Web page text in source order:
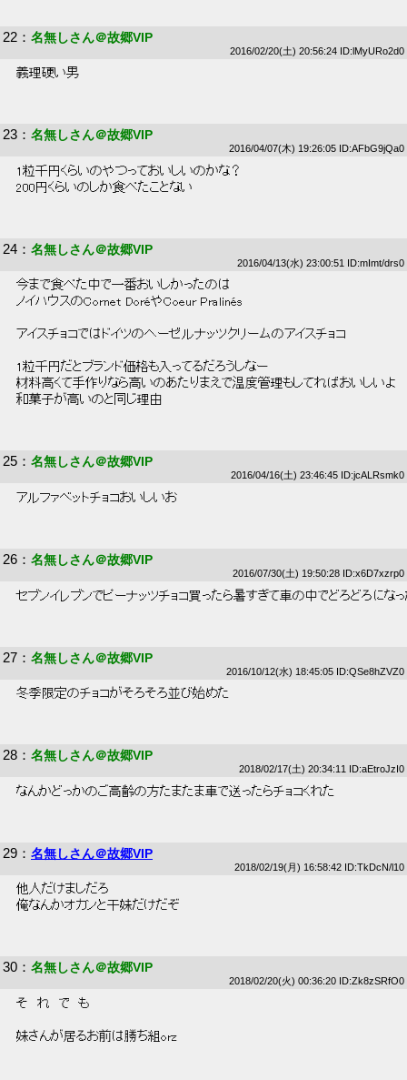
22 ： 名無しさん＠故郷VIP
2016/02/20(土) 20:56:24 ID:lMyURo2d0
義理硬い男
23 ： 名無しさん＠故郷VIP
2016/04/07(木) 19:26:05 ID:AFbG9jQa0
1粒千円くらいのやつっておいしいのかな？
200円くらいのしか食べたことない
24 ： 名無しさん＠故郷VIP
2016/04/13(水) 23:00:51 ID:mImt/drs0
今まで食べた中で一番おいしかったのは
ノイハウスのCornet DoréやCoeur Pralinés
アイスチョコではドイツのへーゼルナッツクリームのアイスチョコ
1粒千円だとブランド価格も入ってるだろうしなー
材料高くて手作りなら高いのあたりまえで温度管理もしてればおいしいよ
和菓子が高いのと同じ理由
25 ： 名無しさん＠故郷VIP
2016/04/16(土) 23:46:45 ID:jcALRsmk0
アルファベットチョコおいしいお
26 ： 名無しさん＠故郷VIP
2016/07/30(土) 19:50:28 ID:x6D7xzrp0
セブンイレブンでピーナッツチョコ買ったら暑すぎて車の中でどろどろにな
27 ： 名無しさん＠故郷VIP
2016/10/12(水) 18:45:05 ID:QSe8hZVZ0
冬季限定のチョコがそろそろ並び始めた
28 ： 名無しさん＠故郷VIP
2018/02/17(土) 20:34:11 ID:aEtroJzI0
なんかどっかのご高齢の方たまたま車で送ったらチョコくれた
29 ： 名無しさん＠故郷VIP
2018/02/19(月) 16:58:42 ID:TkDcN/l10
他人だけましだろ
俺なんかオカンと干妹だけだぞ
30 ： 名無しさん＠故郷VIP
2018/02/20(火) 00:36:20 ID:Zk8zSRfO0
そ　れ　で　も
妹さんが居るお前は勝ち組orz